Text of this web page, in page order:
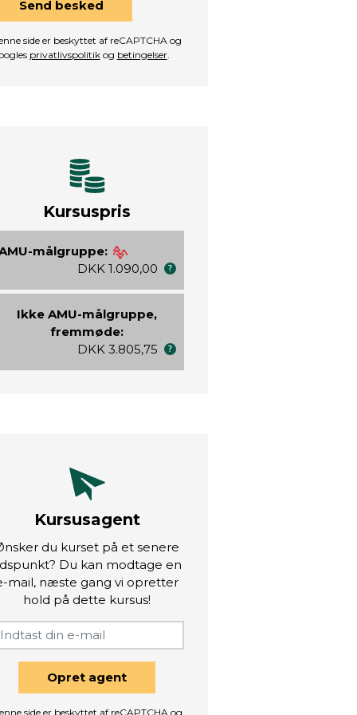
Send besked
side er beskyttet af reCAPTCHA og
privatlivspolitikog betingelser.
Kursuspris
målgruppe:
DKK 1.090,00
Ikke AMU-målgruppe,
fremmøde:
DKK 3.805,75
Kursusagent
du kurset på et senere
Du kan modtage en
mail, næste gang vi opretter
hold på dette kursus!
Opret agent
side er beskyttet af reCAPTCHA og